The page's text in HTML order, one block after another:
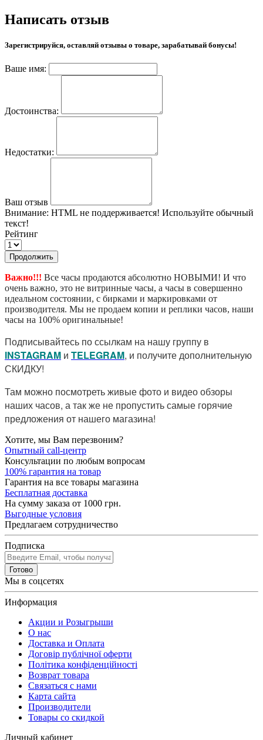
Написать отзыв
Зарегистрируйся, оставляй отзывы о товаре, зарабатывай бонусы!
Ваше имя:
Достоинства:
Недостатки:
Ваш отзыв
Внимание: HTML не поддерживается! Используйте обычный
текст!
Рейтинг
Продолжить
Важно!!! Все часы продаются абсолютно НОВЫМИ! И что
очень важно, это не витринные часы, а часы в совершенно
идеальном состоянии, с бирками и маркировками от
производителя. Мы не продаем копии и реплики часов, наши
часы на 100% оригинальные!
Подписывайтесь по ссылкам на нашу группу в
INSTAGRAM и TELEGRAM, и получите дополнительную
СКИДКУ!
Там можно посмотреть живые фото и видео обзоры
наших часов, а так же не пропустить самые горячие
предложения от нашего магазина!
Хотите, мы Вам перезвоним?
Опытный call-центр
Консультации по любым вопросам
100% гарантия на товар
Гарантия на все товары магазина
Бесплатная доставка
На сумму заказа от 1000 грн.
Выгодные условия
Предлагаем сотрудничество
Подписка
Готово
Мы в соцсетях
Информация
Акции и Розыгрыши
О нас
Доставка и Оплата
Договір публічної оферти
Політика конфіденційності
Возврат товара
Связаться с нами
Карта сайта
Производители
Товары со скидкой
Личный кабинет